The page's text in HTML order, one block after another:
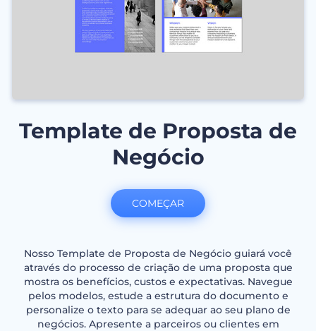
Template de Proposta de
Negócio
Nosso Template de Proposta de Negócio guiará você
através do processo de criação de uma proposta que
mostra os benefícios, custos e expectativas. Navegue
pelos modelos, estude a estrutura do documento e
personalize o texto para se adequar ao seu plano de
negócios. Apresente a parceiros ou clientes em
COMEÇAR